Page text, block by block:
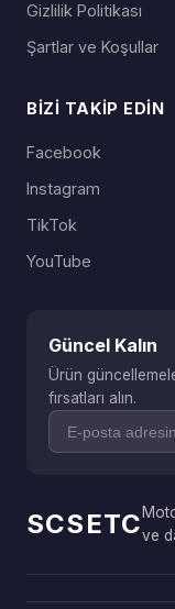
Gizlilik Politikası
Şartlar ve Koşullar
BIZI TAKIP EDIN
Facebook
Instagram
TikTok
YouTube
Güncel Kalın
Ürün
fırsatları alın.
SCSETCve